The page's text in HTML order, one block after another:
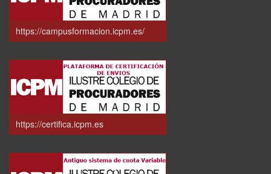
https://campusformacion.icpm.es/
https://certifica.icpm.es